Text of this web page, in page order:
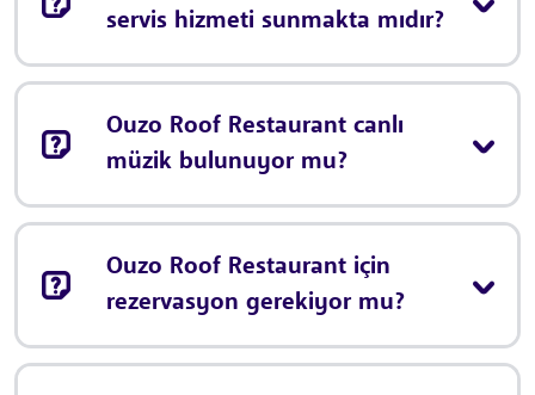
servis hizmeti sunmakta mıdır?
Ouzo Roof Restaurant canlı
müzik bulunuyor mu?
Ouzo Roof Restaurant için
rezervasyon gerekiyor mu?